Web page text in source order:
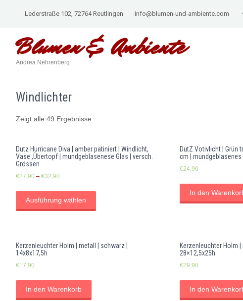
Lederstraße 102, 72764 Reutlingen info@blumen-und-ambiente.com
Blumen &Ambiente
Andrea Nehrenberg
Windlichter
Zeigt alle 49 Ergebnisse
Dutz Hurricane Diva | amber patiniert | Windlicht,
Vase ,Übertopf | mundgeblasenese Glas | versch.
Grössen
€27,90 – €32,90
Ausführung wählen
DutZ Votivlicht | Grün
cm | mundgeblasenes
€24,90
In den
Kerzenleuchter Holm | metall | schwarz |
14x8x17,5h
€17,90
In den Warenkorb
Kerzenleuchter Holm |
28×12,5x25h
€29,90
In den